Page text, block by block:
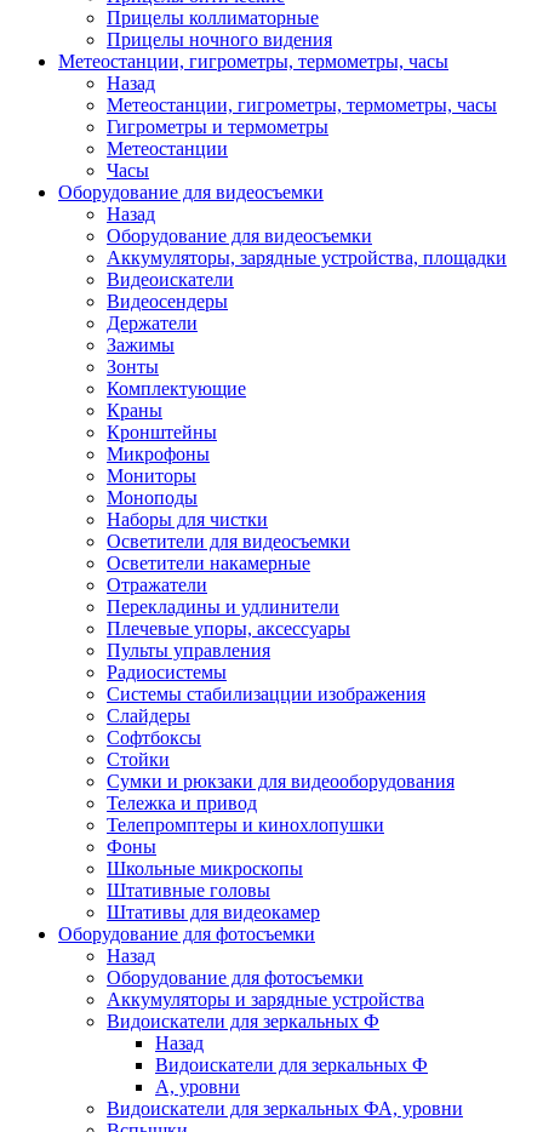
Прицелы коллиматорные
Прицелы ночного видения
Метеостанции, гигрометры, термометры, часы
Назад
Метеостанции, гигрометры, термометры, часы
Гигрометры и термометры
Метеостанции
Часы
Оборудование для видеосъемки
Назад
Оборудование для видеосъемки
Аккумуляторы, зарядные устройства, площадки
Видеоискатели
Видеосендеры
Держатели
Зажимы
Зонты
Комплектующие
Краны
Кронштейны
Микрофоны
Мониторы
Моноподы
Наборы для чистки
Осветители для видеосъемки
Осветители накамерные
Отражатели
Перекладины и удлинители
Плечевые упоры, аксессуары
Пульты управления
Радиосистемы
Системы стабилизацции изображения
Слайдеры
Софтбоксы
Стойки
Сумки и рюкзаки для видеооборудования
Тележка и привод
Телепромптеры и кинохлопушки
Фоны
Школьные микроскопы
Штативные головы
Штативы для видеокамер
Оборудование для фотосъемки
Назад
Оборудование для фотосъемки
Аккумуляторы и зарядные устройства
Видоискатели для зеркальных Ф
Назад
Видоискатели для зеркальных Ф
А, уровни
Видоискатели для зеркальных ФА, уровни